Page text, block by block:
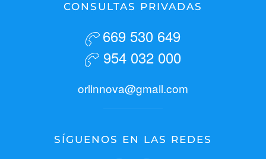
CONSULTAS PRIVADAS
669 530 649
954 032 000
orlinnova@gmail.com
SÍGUENOS EN LAS REDES